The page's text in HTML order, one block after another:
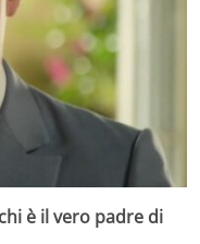
è il vero padre di